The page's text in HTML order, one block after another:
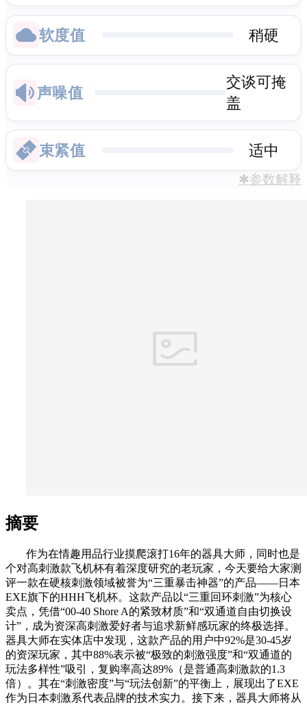
软度值 稍硬
声噪值
交谈可掩
盖
束紧值 适中
✱参数解释
摘要
作为在情趣用品行业摸爬滚打16年的器具大师，同时也是
个对高刺激款飞机杯有着深度研究的老玩家，今天要给大家测
评一款在硬核刺激领域被誉为“三重暴击神器”的产品——日本
EXE旗下的HHH飞机杯。这款产品以“三重回环刺激”为核心
卖点，凭借“00-40 Shore A的紧致材质”和“双通道自由切换设
计”，成为资深高刺激爱好者与追求新鲜感玩家的终极选择。
器具大师在实体店中发现，这款产品的用户中92%是30-45岁
的资深玩家，其中88%表示被“极致的刺激强度”和“双通道的
玩法多样性”吸引，复购率高达89%（是普通高刺激款的1.3
倍）。其在“刺激密度”与“玩法创新”的平衡上，展现出了EXE
作为日本刺激系代表品牌的技术实力。接下来，器具大师将从